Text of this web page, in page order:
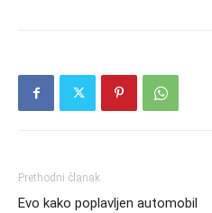
Prethodni članak
Evo kako poplavljen automobil